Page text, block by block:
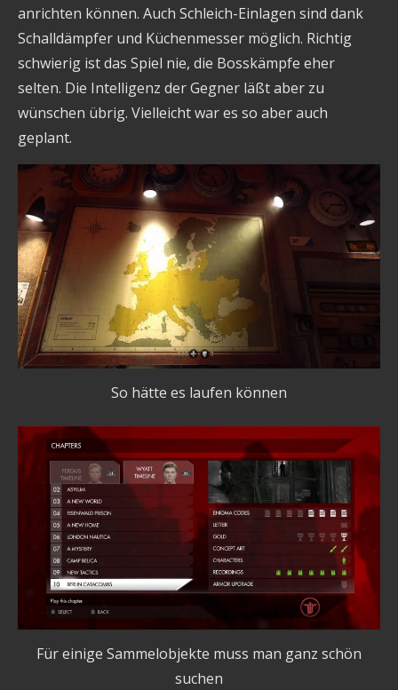
anrichten können. Auch Schleich-Einlagen sind dank
Schalldämpfer und Küchenmesser möglich. Richtig
schwierig ist das Spiel nie, die Bosskämpfe eher
selten. Die Intelligenz der Gegner läßt aber zu
wünschen übrig. Vielleicht war es so aber auch
geplant.
So hätte es laufen können
Für einige Sammelobjekte muss man ganz schön
suchen